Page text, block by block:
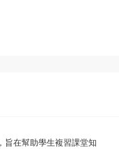
旨在幫助學生複習課堂知